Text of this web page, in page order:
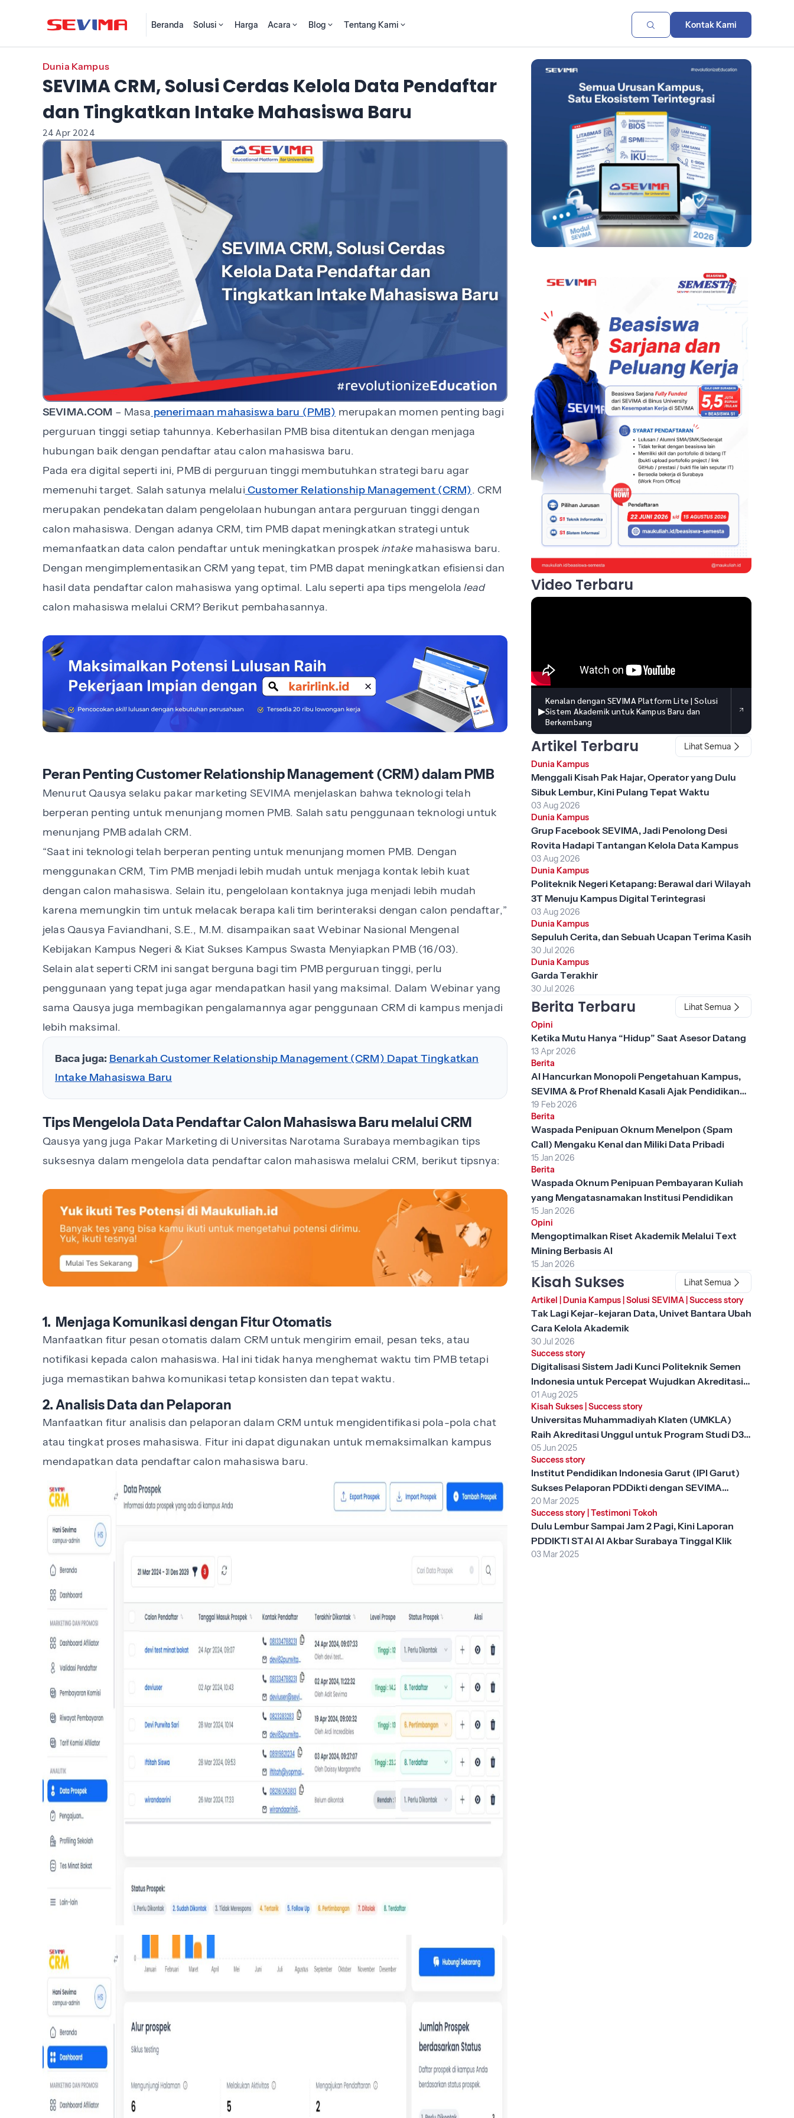
Beranda Solusi Harga Acara Blog Tentang Kami Kontak Kami
Dunia Kampus
SEVIMA CRM, Solusi Cerdas Kelola Data Pendaftar
dan Tingkatkan Intake Mahasiswa Baru
24 Apr 2024
SEVIMA.COM – Masa penerimaan mahasiswa baru (PMB) merupakan momen penting bagi
perguruan tinggi setiap tahunnya. Keberhasilan PMB bisa ditentukan dengan menjaga
hubungan baik dengan pendaftar atau calon mahasiswa baru.
Pada era digital seperti ini, PMB di perguruan tinggi membutuhkan strategi baru agar
memenuhi target. Salah satunya melalui Customer Relationship Management (CRM). CRM
merupakan pendekatan dalam pengelolaan hubungan antara perguruan tinggi dengan
calon mahasiswa. Dengan adanya CRM, tim PMB dapat meningkatkan strategi untuk
memanfaatkan data calon pendaftar untuk meningkatkan prospekintake mahasiswa baru.
Dengan mengimplementasikan CRM yang tepat, tim PMB dapat meningkatkan efisiensi dan
hasil data pendaftarcalon mahasiswa yang optimal. Lalu seperti apa tips mengelolalead
calon mahasiswa melalui CRM? Berikut pembahasannya.
Peran Penting Customer Relationship Management (CRM) dalam PMB
Menurut Qausya selaku pakar marketing SEVIMA menjelaskan bahwa teknologi telah
berperan penting untuk menunjang momen PMB. Salah satu penggunaan teknologi untuk
menunjang PMB adalah CRM.
“Saat ini teknologi telah berperan penting untuk menunjang momen PMB. Dengan
menggunakan CRM, Tim PMB menjadi lebih mudah untuk menjaga kontak lebih kuat
dengan calon mahasiswa. Selain itu, pengelolaan kontaknya juga menjadi lebih mudah
karena memungkin tim untuk melacak berapa kali tim berinteraksi dengan calon pendaftar,”
jelas Qausya Faviandhani, S.E., M.M. disampaikan saat Webinar Nasional Mengenal
Kebijakan Kampus Negeri & Kiat Sukses Kampus Swasta Menyiapkan PMB (16/03).
Selain alat seperti CRM ini sangat berguna bagi tim PMB perguruan tinggi, perlu
penggunaan yang tepat juga agar mendapatkan hasil yang maksimal. Dalam Webinar yang
sama Qausya juga membagikan pengalamannya agar penggunaan CRM di kampus menjadi
lebih maksimal.
Baca juga: Benarkah Customer Relationship Management (CRM) Dapat Tingkatkan
Intake Mahasiswa Baru
Tips Mengelola Data Pendaftar Calon Mahasiswa Baru melalui CRM
Qausya yang juga Pakar Marketing di Universitas Narotama Surabaya membagikan tips
suksesnya dalam mengelola data pendaftarcalon mahasiswa melalui CRM, berikut tipsnya:
1. Menjaga Komunikasi dengan Fitur Otomatis
Manfaatkan fitur pesan otomatis dalam CRM untuk mengirim email, pesan teks, atau
notifikasi kepada calon mahasiswa. Hal ini tidak hanya menghemat waktu tim PMB tetapi
juga memastikan bahwa komunikasi tetap konsisten dan tepat waktu.
2. Analisis Data dan Pelaporan
Manfaatkan fitur analisis dan pelaporan dalam CRM untuk mengidentifikasi pola-pola chat
atau tingkat proses mahasiswa. Fitur ini dapat digunakan untuk memaksimalkan kampus
mendapatkan data pendaftar calon mahasiswa baru.
Video Terbaru
▶
Kenalan dengan SEVIMA Platform Lite | Solusi
Sistem Akademik untuk Kampus Baru dan
Berkembang
Artikel Terbaru
Lihat Semua
Dunia Kampus
Menggali Kisah Pak Hajar, Operator yang Dulu
Sibuk Lembur, Kini Pulang Tepat Waktu
03 Aug 2026
Dunia Kampus
Grup Facebook SEVIMA, Jadi Penolong Desi
Rovita Hadapi Tantangan Kelola Data Kampus
03 Aug 2026
Dunia Kampus
Politeknik Negeri Ketapang: Berawal dari Wilayah
3T Menuju Kampus Digital Terintegrasi
03 Aug 2026
Dunia Kampus
Sepuluh Cerita, dan Sebuah Ucapan Terima Kasih
30 Jul 2026
Dunia Kampus
Garda Terakhir
30 Jul 2026
Berita Terbaru
Lihat Semua
Opini
Ketika Mutu Hanya “Hidup” Saat Asesor Datang
13 Apr 2026
Berita
AI Hancurkan Monopoli Pengetahuan Kampus,
SEVIMA & Prof Rhenald Kasali Ajak Pendidikan
Tinggi Berubah
19 Feb 2026
Berita
Waspada Penipuan Oknum Menelpon (Spam
Call) Mengaku Kenal dan Miliki Data Pribadi
15 Jan 2026
Berita
Waspada Oknum Penipuan Pembayaran Kuliah
yang Mengatasnamakan Institusi Pendidikan
15 Jan 2026
Opini
Mengoptimalkan Riset Akademik Melalui Text
Mining Berbasis AI
15 Jan 2026
Kisah Sukses
Lihat Semua
Artikel Dunia Kampus| Solusi SEVIMA| Success story
Tak Lagi Kejar-kejaran Data, Univet Bantara Ubah
Cara Kelola Akademik
30 Jul 2026
Success story
Digitalisasi Sistem Jadi Kunci Politeknik Semen
Indonesia untuk Percepat Wujudkan Akreditasi
Unggul
01 Aug 2025
Kisah Sukses| Success story
Universitas Muhammadiyah Klaten (UMKLA)
Raih Akreditasi Unggul untuk Program Studi D3
Keperawatan dengan SEVIMA Platform
05 Jun 2025
Success story
Institut Pendidikan Indonesia Garut (IPI Garut)
Sukses Pelaporan PDDikti dengan SEVIMA
Platform
20 Mar 2025
Success story| Testimoni Tokoh
Dulu Lembur Sampai Jam 2 Pagi, Kini Laporan
PDDIKTI STAI Al Akbar Surabaya Tinggal Klik
03 Mar 2025